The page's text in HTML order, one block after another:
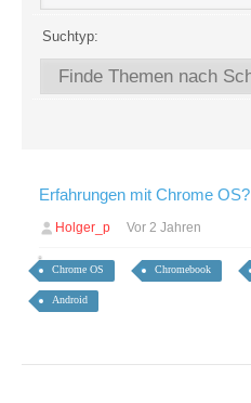
Suchtyp:
Erfahrungen mit Chrome OS?
Holger_p Vor 2 Jahren
Chrome OS Chromebook
Android